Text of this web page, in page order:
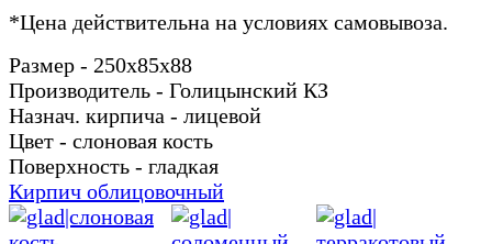
*Цена действительна на условиях самовывоза.
Размер - 250х85х88
Производитель - Голицынский КЗ
Назнач. кирпича - лицевой
Цвет - слоновая кость
Поверхность - гладкая
Кирпич облицовочный